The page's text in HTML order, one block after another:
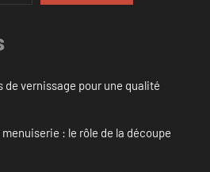
de vernissage pour une qualité
: le rôle de la découpe